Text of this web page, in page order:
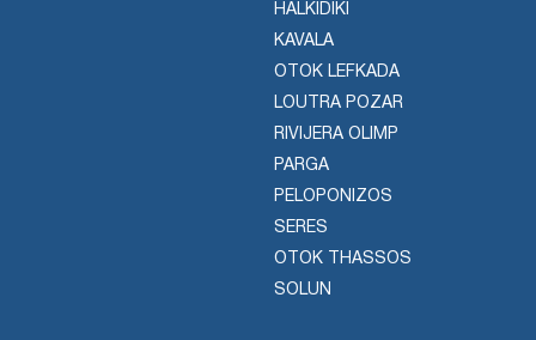
HALKIDIKI
KAVALA
OTOK LEFKADA
LOUTRA POZAR
RIVIJERA OLIMP
PARGA
PELOPONIZOS
SERES
OTOK THASSOS
SOLUN